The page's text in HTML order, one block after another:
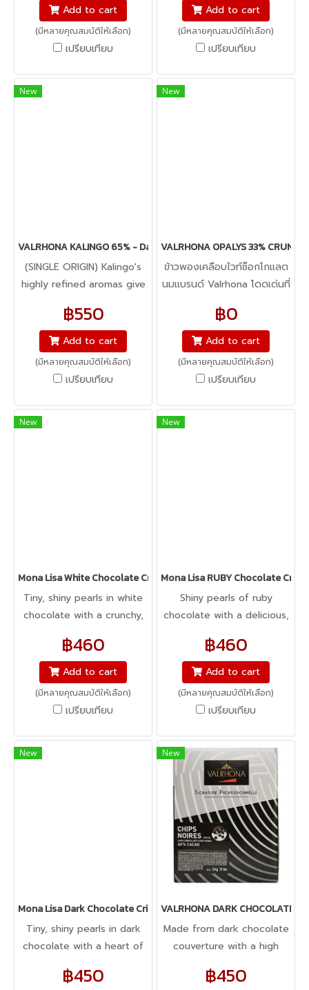
desserts as decoration. Mix
into mousse, ice cream,
etc. to texturise.
Add to cart
(มีหลายคุณสมบัติให้เลือก)
เปรียบเทียบ
ชนิดพิเศษ Blond Chocolate
ให้สีเหลืองอมทองเงางาม แต่ใช้
วัตถุดิบที่เป็นธรรมชาติเพราะเกิด
จากกระบวนการผลิตช็อคโกแลต
ไม่ใช่การแต่งสี มี Taste Note
ความหอมเป็นเอกลักษ์ และ
ในเพื่อให้ความกรุบกรอบ ไม่
เหมือน CHOC PEARLS ที่เป็น
ช็อกโกแลตล้วน)
Add to cart
(มีหลายคุณสมบัติให้เลือก)
เปรียบเทียบ
New
VALRHONA KALINGO 65% - Dark Chocolate
(SINGLE ORIGIN) Kalingo's
highly refined aromas give
freshness. The balance of
the chocolatey note is
gently elevated by a dash
of peppermint.
฿550
Add to cart
(มีหลายคุณสมบัติให้เลือก)
เปรียบเทียบ
New
VALRHONA OPALYS 33%
ข้าวพองเคลือบไวท์ช็อกโกแลต
นมแบรนด์ Valrhona โดดเด่นที่
หวานจนเกินไป ให้กลิ่นหอมของ
ไวท์ช็อค OPALYS 33% สูตร
เฉพาะจาก Valrhona ทานเล่นก็
กรุบกรอบ เคียวเพลิน ใช้
ตกแต่งก็สวยงามเพราะรูปทรงที่
มีความกลม เท่ากันหมดทุกเม็ด
สีขาวเงางาม เหมาะสำหรับมือ
฿0
Add to cart
(มีหลายคุณสมบัติให้เลือก)
เปรียบเทียบ
New
Mona Lisa White Chocolate Crispearls - ข้าวพองเคลือบไวท์ช็อคโกแ
Tiny, shiny pearls in white
chocolate with a crunchy,
Sprinkle on drinks and
desserts as decoration. Mix
into mousse, ice cream,
etc. to texturise.
฿460
Add to cart
(มีหลายคุณสมบัติให้เลือก)
เปรียบเทียบ
New
Mona Lisa RUBY Chocolate
Shiny pearls of ruby
chocolate with a delicious,
Created by Callebaut for
cake, ice cream, and
dessert decoration. Made
from high quality Belgian
฿460
Add to cart
(มีหลายคุณสมบัติให้เลือก)
เปรียบเทียบ
New
Mona Lisa Dark Chocolate Crispearls - ข้าวพองเคลือบช็อคโกแลต
Tiny, shiny pearls in dark
chocolate with a heart of
฿450
New
VALRHONA DARK CHOCOLATE
Made from dark chocolate
couverture with a high
cocoa butter and natural
฿450